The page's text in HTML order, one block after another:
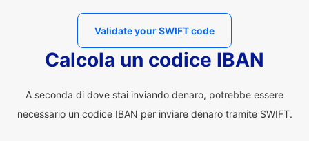
Validate your SWIFT code
Calcola un codice IBAN
A seconda di dove stai inviando denaro, potrebbe essere
necessario un codice IBAN per inviare denaro tramite SWIFT.